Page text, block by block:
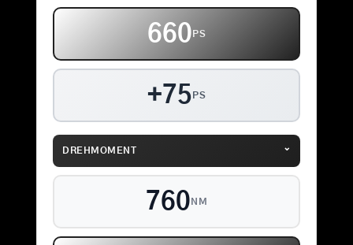
660 PS
+75 PS
DREHMOMENT ⌄
760 NM